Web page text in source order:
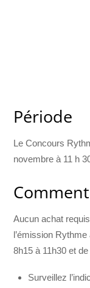
Période
Le Concours
novembre à 11 h
Aucun achat
l’émission
8h15 à 11h30 et
Surveillez